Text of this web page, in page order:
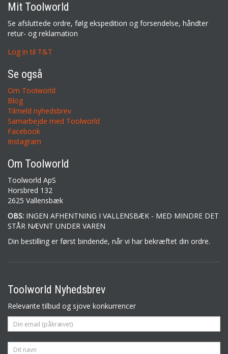
Mit Toolworld
Se afsluttede ordre, følg ekspedition og forsendelse, håndter
retur- og reklamation
Log in til T&T
Se også
Om Toolworld
Blog
Tilmeld nyhedsbrev
Samarbejde med Toolworld
Facebook
Instagram
Om Toolworld
Toolworld ApS
Horsbred 132
2625 Vallensbæk
OBS: INGEN AFHENTNING I VALLENSBÆK - MED MINDRE DET
STÅR NÆVNT UNDER VAREN
Din bestilling er først bindende, når vi har bekræftet din ordre.
Toolworld Nyhedsbrev
Relevante tilbud og sjove konkurrencer